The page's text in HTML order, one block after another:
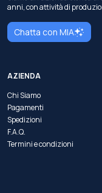
anni, con attività di
Chatta con MIA
AZIENDA
Chi Siamo
Pagamenti
Spedizioni
F.A.Q.
Termini e condizioni